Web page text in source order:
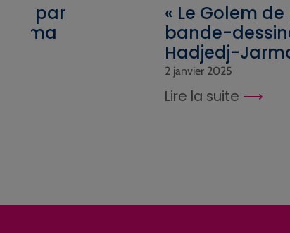
par
« Le Golem
bande-
Hadjedj-
2 janvier 2025
Lire la suite